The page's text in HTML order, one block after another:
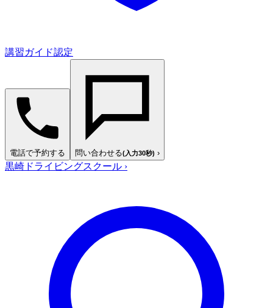
講習ガイド認定
電話で予約する 問い合わせる(入力30秒) ›
黒崎ドライビングスクール ›